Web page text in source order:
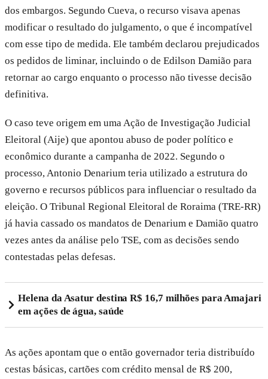
dos embargos. Segundo Cueva, o recurso visava apenas
modificar o resultado do julgamento, o que é incompatível
com esse tipo de medida. Ele também declarou prejudicados
os pedidos de liminar, incluindo o de Edilson Damião para
retornar ao cargo enquanto o processo não tivesse decisão
definitiva.
O caso teve origem em uma Ação de Investigação Judicial
Eleitoral (Aije) que apontou abuso de poder político e
econômico durante a campanha de 2022. Segundo o
processo, Antonio Denarium teria utilizado a estrutura do
governo e recursos públicos para influenciar o resultado da
eleição. O Tribunal Regional Eleitoral de Roraima (TRE-RR)
já havia cassado os mandatos de Denarium e Damião quatro
vezes antes da análise pelo TSE, com as decisões sendo
contestadas pelas defesas.
Helena da Asatur destina R$ 16,7 milhões para Amajari
em ações de água, saúde
As ações apontam que o então governador teria distribuído
cestas básicas, cartões com crédito mensal de R$ 200,